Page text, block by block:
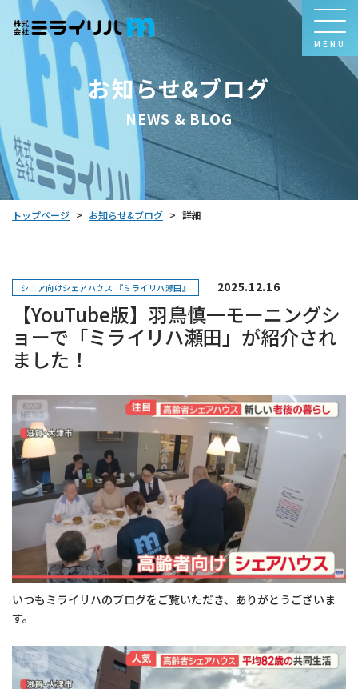
MENU
お知らせ&ブログ
NEWS & BLOG
トップページ > お知らせ&ブログ > 詳細
シニア向けシェアハウス 『ミライリハ瀬田』 2025.12.16
【YouTube版】羽鳥慎一モーニングシ
ョーで「ミライリハ瀬田」が紹介され
ました！
いつもミライリハのブログをご覧いただき、ありがとうございま
す。